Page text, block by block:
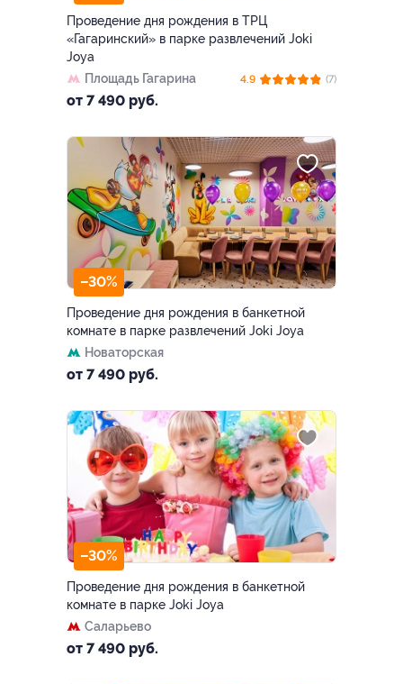
Проведение дня рождения в ТРЦ
«Гагаринский» в парке развлечений Joki
Joya
Площадь Гагарина
от 7 490 руб.
4.9 (7)
–30%
Проведение дня рождения в банкетной
комнате в парке развлечений Joki Joya
Новаторская
от 7 490 руб.
–30%
Проведение дня рождения в банкетной
комнате в парке Joki Joya
Саларьево
от 7 490 руб.